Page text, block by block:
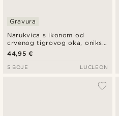
Narukvica s ikonom od
crvenog tigrovog oka, oniksa
i vintage kože
Gravura
44,95 €
5 BOJE LUCLEON